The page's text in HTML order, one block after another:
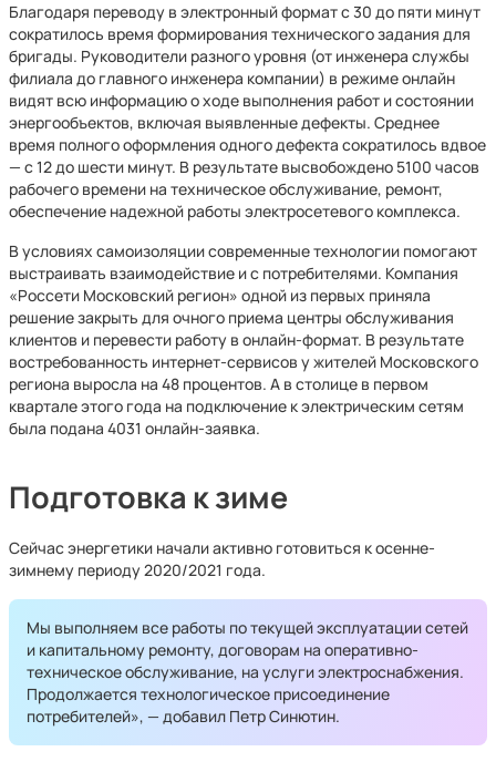
Благодаря переводу в электронный формат с 30 до пяти минут
сократилось время формирования технического задания для
бригады. Руководители разного уровня (от инженера службы
филиала до главного инженера компании) в режиме онлайн
видят всю информацию о ходе выполнения работ и состоянии
энергообъектов, включая выявленные дефекты. Среднее
время полного оформления одного дефекта сократилось вдвое
— с 12 до шести минут. В результате высвобождено 5100 часов
рабочего времени на техническое обслуживание, ремонт,
обеспечение надежной работы электросетевого комплекса.
В условиях самоизоляции современные технологии помогают
выстраивать взаимодействие и с потребителями. Компания
«Россети Московский регион» одной из первых приняла
решение закрыть для очного приема центры обслуживания
клиентов и перевести работу в онлайн-формат. В результате
востребованность интернет-сервисов у жителей Московского
региона выросла на 48 процентов. А в столице в первом
квартале этого года на подключение к электрическим сетям
была подана 4031 онлайн-заявка.
Подготовка к зиме
Сейчас энергетики начали активно готовиться к осенне-
зимнему периоду 2020/2021 года.
Мы выполняем все работы по текущей эксплуатации сетей
и капитальному ремонту, договорам на оперативно-
техническое обслуживание, на услуги электроснабжения.
Продолжается технологическое присоединение
потребителей», — добавил Петр Синютин.